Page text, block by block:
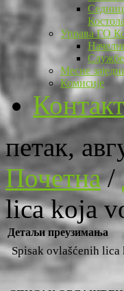
Управа ГО
Месне
Комисије
Контакт
петак,
Почетна/
lica koja
Детаљи преузимања
Spisak ovlašćenih